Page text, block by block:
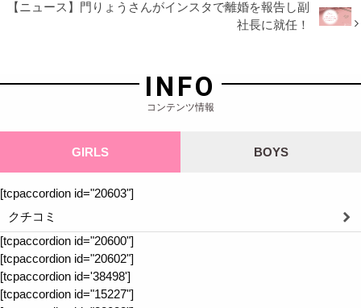
【ニュース】門りょうさんがインスタで離婚を報告し副
社長に就任！
INFO
コンテンツ情報
GIRLS BOYS
[tcpaccordion id="20603"]
クチコミ
[tcpaccordion id="20600"]
[tcpaccordion id="20602"]
[tcpaccordion id='38498']
[tcpaccordion id="15227"]